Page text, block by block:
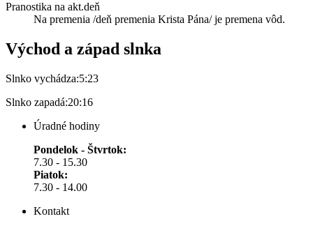
Pranostika na akt.deň
Na premenia /deň premenia Krista Pána/ je premena vôd.
Východ a západ slnka
Slnko vychádza:5:23
Slnko zapadá:20:16
Úradné hodiny
Pondelok - Štvrtok:
7.30 - 15.30
Piatok:
7.30 - 14.00
Kontakt